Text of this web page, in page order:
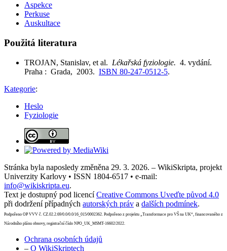
Aspekce
Perkuse
Auskultace
Použitá literatura
TROJAN, Stanislav, et al. Lékařská fyziologie. 4. vydání.
Praha : Grada, 2003. ISBN 80-247-0512-5.
Kategorie:
Heslo
Fyziologie
Stránka byla naposledy změněna 29. 3. 2026. – WikiSkripta, projekt
Univerzity Karlovy • ISSN 1804-6517 • e-mail:
info@wikiskripta.eu.
Text je dostupný pod licencíCreative Commons Uveďte původ 4.0
při dodržení případných autorských práv a dalších podmínek.
Podpořeno OP VVV č. CZ.02.2.69/0.0/0.0/16_015/0002362. Podpořeno z projektu „Transformace pro VŠ na UK“, financovaného z
Národního plánu obnovy, registrační číslo NPO_UK_MSMT-16602/2022.
Ochrana osobních údajů
– O WikiSkriptech